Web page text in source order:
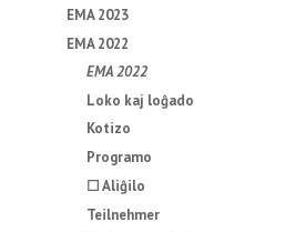
EMA 2023
EMA 2022
EMA 2022
Loko kaj loĝado
Kotizo
Programo
☐ Aliĝilo
Teilnehmer